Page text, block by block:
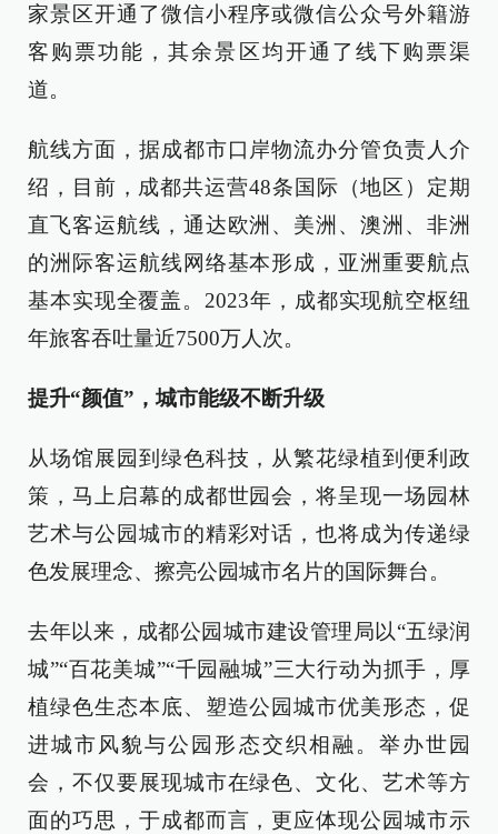
家景区开通了微信小程序或微信公众号外籍游
客购票功能，其余景区均开通了线下购票渠
道。
航线方面，据成都市口岸物流办分管负责人介
绍，目前，成都共运营48条国际（地区）定期
直飞客运航线，通达欧洲、美洲、澳洲、非洲
的洲际客运航线网络基本形成，亚洲重要航点
基本实现全覆盖。2023年，成都实现航空枢纽
年旅客吞吐量近7500万人次。
提升“颜值”，城市能级不断升级
从场馆展园到绿色科技，从繁花绿植到便利政
策，马上启幕的成都世园会，将呈现一场园林
艺术与公园城市的精彩对话，也将成为传递绿
色发展理念、擦亮公园城市名片的国际舞台。
去年以来，成都公园城市建设管理局以“五绿润
城”“百花美城”“千园融城”三大行动为抓手，厚
植绿色生态本底、塑造公园城市优美形态，促
进城市风貌与公园形态交织相融。举办世园
会，不仅要展现城市在绿色、文化、艺术等方
面的巧思，于成都而言，更应体现公园城市示